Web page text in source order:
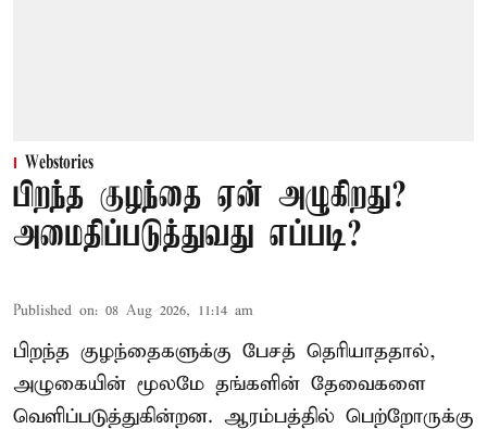
Webstories
பிறந்த குழந்தை ஏன் அழுகிறது?
அமைதிப்படுத்துவது எப்படி?
Published on: 08 Aug 2026, 11:14 am
பிறந்த குழந்தைகளுக்கு பேசத் தெரியாததால்,
அழுகையின் மூலமே தங்களின் தேவைகளை
வெளிப்படுத்துகின்றன. ஆரம்பத்தில் பெற்றோருக்கு